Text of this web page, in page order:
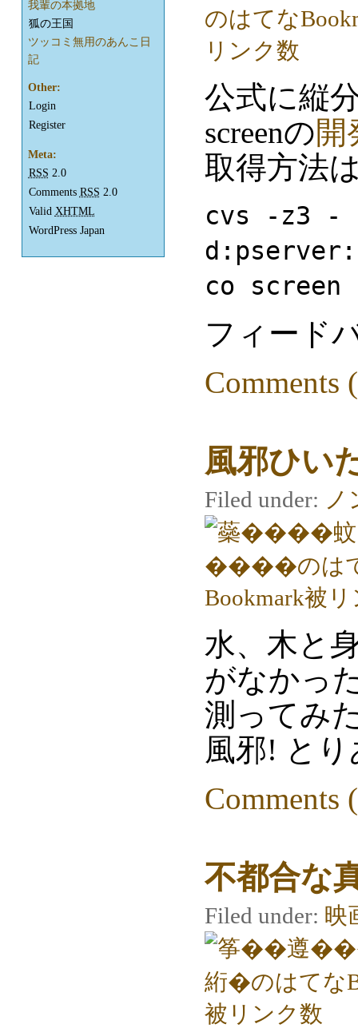
公式に縦
screenの開
取得方法
cvs -z3 -
co screen
フィード
Comments
風邪ひい
Filed under: ノ
水、木と
がなかっ
測ってみ
風邪! と
Comments
不都合な
Filed under: 映
我輩の本拠地
狐の王国
ツッコミ無用のあんこ日
記
Other:
Login
Register
Meta:
RSS 2.0
Comments RSS 2.0
Valid XHTML
WordPress Japan